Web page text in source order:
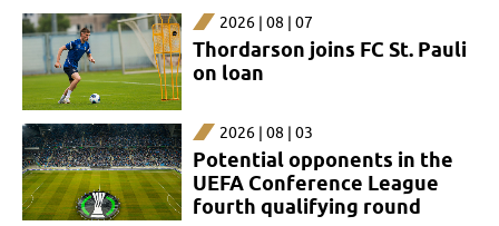
2026 | 08 | 07
Thordarson joins FC St. Pauli
on loan
2026 | 08 | 03
Potential opponents in the
UEFA Conference League
fourth qualifying round